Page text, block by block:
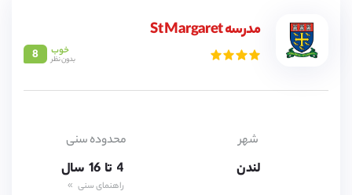
مدرسه St Margaret
خوب
بدون نظر 8
شهر
لندن
محدوده سنی
5,
تا
10,
14,
16 سال
راهنمای سنی